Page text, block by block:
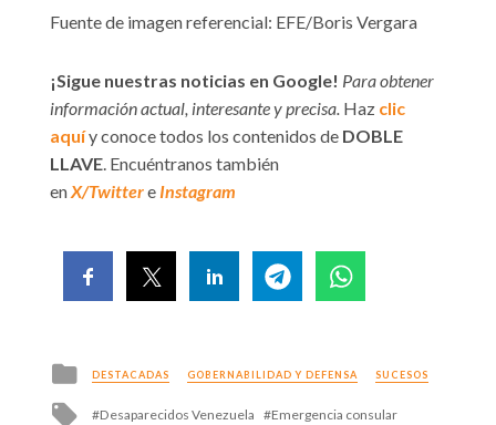
Fuente de imagen referencial: EFE/Boris Vergara
¡Sigue nuestras noticias en Google! Para obtener
información actual, interesante y precisa. Haz clic
aquíy conoce todos los contenidos de DOBLE
LLAVE. Encuéntranos también
enX/Twittere Instagram
Posted
in
DESTACADAS GOBERNABILIDAD Y DEFENSA SUCESOS
Tagged
Desaparecidos Venezuela
Emergencia consular